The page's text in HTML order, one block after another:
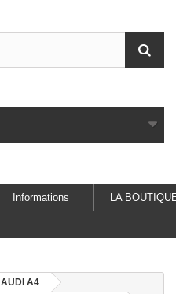
Informations LA
AUDI A4